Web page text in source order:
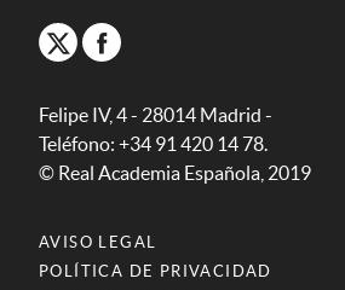
Felipe IV, 4 - 28014 Madrid -
Teléfono: +34 91 420 14 78.
© Real Academia Española, 2019
AVISO LEGAL
POLÍTICA DE PRIVACIDAD